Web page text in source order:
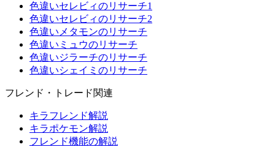
色違いセレビィのリサーチ1
色違いセレビィのリサーチ2
色違いメタモンのリサーチ
色違いミュウのリサーチ
色違いジラーチのリサーチ
色違いシェイミのリサーチ
フレンド・トレード関連
キラフレンド解説
キラポケモン解説
フレンド機能の解説